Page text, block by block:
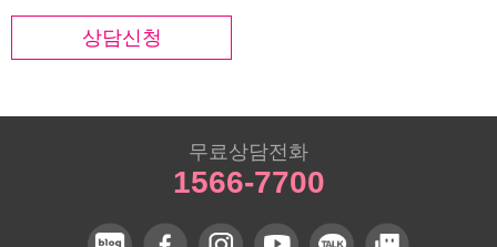
상담신청
무료상담전화
1566-7700